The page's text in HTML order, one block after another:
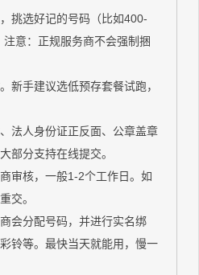
挑选好记的号码（比如400-
意：正规服务商不会强制捆
新手建议选低预存套餐试跑，
法人身份证正反面、公章盖章
部分支持在线提交。
审核，一般1-2个工作日。如
交。
会分配号码，并进行实名绑
铃等。最快当天就能用，慢一